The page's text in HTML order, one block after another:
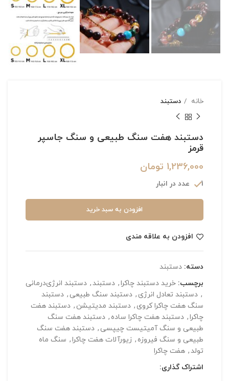
خانه دستبند
دستبند هفت سنگ طبیعی و سنگ جاسپر
قرمز
1,236,000 تومان
1 عدد در انبار
افزودن به سبد خرید
افزودن به علاقه مندی
دسته: دستبند
برچسب: خرید دستبند چاکرا, دستبند, دستبند انرژی‌درمانی
, دستبند تعادل انرژی , دستبند سنگ طبیعی , دستبند
سنگ هفت چاکرا کروی , دستبند مدیتیشن , دستبند هفت
چاکرا, دستبند هفت چاکرا ساده , دستبند هفت سنگ
طبیعی و سنگ آمیتیست چیپسی , دستبند هفت سنگ
طبیعی و سنگ فیروزه , زیورآلات هفت چاکرا, سنگ ماه
تولد, هفت چاکرا
اشتراک گذاری: